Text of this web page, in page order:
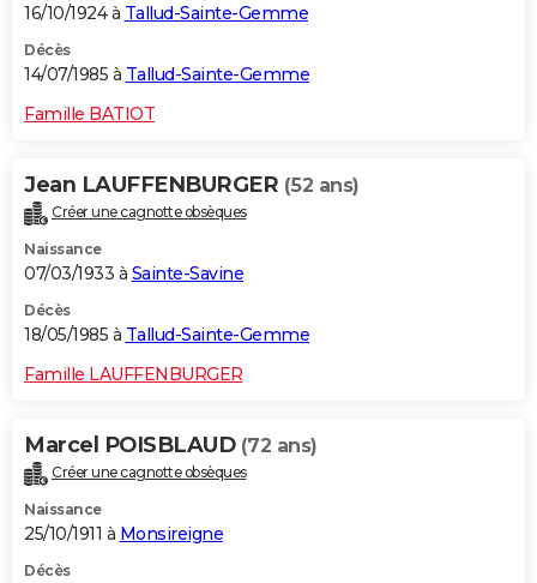
16/10/1924 à Tallud-Sainte-Gemme
Décès
14/07/1985 à Tallud-Sainte-Gemme
Famille BATIOT
Jean LAUFFENBURGER (52 ans)
Créer une cagnotte obsèques
Naissance
07/03/1933 à Sainte-Savine
Décès
18/05/1985 à Tallud-Sainte-Gemme
Famille LAUFFENBURGER
Marcel POISBLAUD (72 ans)
Créer une cagnotte obsèques
Naissance
25/10/1911 à Monsireigne
Décès